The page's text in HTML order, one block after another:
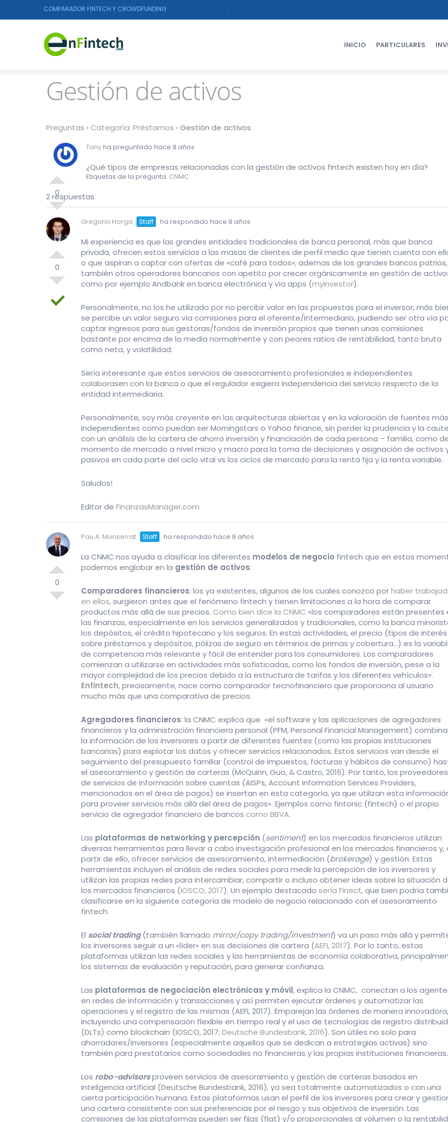
COMPARADOR FINTECH Y CROWDFUNDING
INICIO PARTICULARES
Gestión de activos
Preguntas › Categoría: Préstamos ›Gestión de activos
0
Tonyha preguntado hace 8 años
¿Qué tipos de empresas relacionadas con la gestión de activos fintech existen hoy en día?
Etiquetas de la pregunta: CNMC
2 respuestas
0
Gregorio Horga Staff ha respondido hace 8 años
Mi experiencia es que las grandes entidades tradicionales de banca personal, más que banca
privada, ofrecen estos servicios a las masas de clientes de perfil medio que tienen cuenta con
o que aspiran a captar con ofertas de «café para todos»; ademas de los grandes bancos patrios,
también otros operadores bancarios con apetito por crecer orgánicamente en gestión de
como por ejemplo Andbank en banca electrónica y vía apps (myinvestor).
Personalmente, no los he utilizado por no percibir valor en las propuestas para el inversor, más
se percibe un valor seguro vía comisiones para el oferente/intermediario, pudiendo ser otra vía
captar ingresos para sus gestoras/fondos de inversión propios que tienen unas comisiones
bastante por encima de la media normalmente y con peores ratios de rentabilidad, tanto bruta
como neta, y volatilidad.
Sería interesante que estos servicios de asesoramiento profesionales e independientes
colaborasen con la banca o que el regulador exigiera independencia del servicio respecto de la
entidad intermediaria.
Personalmente, soy más creyente en las arquitecturas abiertas y en la valoración de fuentes más
independientes como puedan ser Morningstars o Yahoo finance, sin perder la prudencia y la
con un análisis de la cartera de ahorro inversión y financiación de cada persona – familia, como
momento de mercado a nivel micro y macro para la toma de decisiones y asignación de activos
pasivos en cada parte del ciclo vital vs los ciclos de mercado para la renta fija y la renta variable.
Saludos!
Editor de FinanzasManager.com
0
Pau A. Monserrat Staff ha respondido hace 8 años
La CNMC nos ayuda a clasificar los diferentes modelos de negocio fintech que en estos
podemos englobar en la gestión de activos:
Comparadores financieros: los ya existentes, algunos de los cuales conozco porhaber
en ellos, surgieron antes que el fenómeno fintech y tienen limitaciones a la hora de comparar
productos más allá de sus precios. Como bien dice la CNMC «los comparadores están presentes
las finanzas, especialmente en los servicios generalizados y tradicionales, como la banca
los depósitos, el crédito hipotecario y los seguros. En estas actividades, el precio (tipos de interés
sobre préstamos y depósitos, pólizas de seguro en términos de primas y cobertura…) es la
de competencia más relevante y fácil de entender para los consumidores. Los comparadores
comienzan a utilizarse en actividades más sofisticadas, como los fondos de inversión, pese a la
mayor complejidad de los precios debido a la estructura de tarifas y los diferentes vehículos».
Enfintech, precisamente, nace como comparador tecnofinanciero que proporciona al usuario
mucho más que una comparativa de precios.
Agregadores financieros: la CNMC explica que «el software y las aplicaciones de agregadores
financieros y la administración financiera personal (PFM, Personal Financial Management)
la información de los inversores a partir de diferentes fuentes (como las propias instituciones
bancarias) para explotar los datos y ofrecer servicios relacionados. Estos servicios van desde el
seguimiento del presupuesto familiar (control de impuestos, facturas y hábitos de consumo)
el asesoramiento y gestión de carteras (McQuinn, Guo, & Castro, 2016). Por tanto, los proveedores
de servicios de información sobre cuentas (AISPs, Account Information Services Providers,
mencionados en el área de pagos) se insertan en esta categoría, ya que utilizan esta
para proveer servicios más allá del área de pagos». Ejemplos como fintonic (fintech) o el propio
servicio de agregador financiero de bancos como BBVA.
Las plataformas de networking y percepción (sentiment) en los mercados financieros utilizan
diversas herramientas para llevar a cabo investigación profesional en los mercados financieros y,
partir de ello, ofrecer servicios de asesoramiento, intermediación (brokerage) y gestión. Estas
herramientas incluyen el análisis de redes sociales para medir la percepción de los inversores y
utilizan las propias redes para intercambiar, compartir o incluso obtener ideas sobre la situación
los mercados financieros (IOSCO, 2017). Un ejemplo destacado sería Finect, que bien podría
clasificarse en la siguiente categoría de modelo de negocio relacionado con el asesoramiento
fintech.
El social trading(también llamado mirror/copy trading/investment) va un paso más allá y
los inversores seguir a un «líder» en sus decisiones de cartera (AEFI, 2017). Por lo tanto, estas
plataformas utilizan las redes sociales y las herramientas de economía colaborativa,
los sistemas de evaluación y reputación, para generar confianza.
Las plataformas de negociación electrónicas y móvil, explica la CNMC, conectan a los
en redes de información y transacciones y así permiten ejecutar órdenes y automatizar las
operaciones y el registro de las mismas (AEFI, 2017). Emparejan las órdenes de manera innovadora,
incluyendo una compensación flexible en tiempo real y el uso de tecnologías de registro
(DLTs) como blockchain (IOSCO, 2017; Deutsche Bundesbank, 2016). Son útiles no solo para
ahorradores/inversores (especialmente aquellos que se dedican a estrategias activas) sino
también para prestatarios como sociedades no financieras y las propias instituciones financieras.
Los robo-advisorsproveen servicios de asesoramiento y gestión de carteras basados en
inteligencia artificial (Deutsche Bundesbank, 2016), ya sea totalmente automatizados o con una
cierta participación humana. Estas plataformas usan el perfil de los inversores para crear y
una cartera consistente con sus preferencias por el riesgo y sus objetivos de inversión. Las
comisiones de las plataformas pueden ser fijas (flat) y/o proporcionales al volumen o la